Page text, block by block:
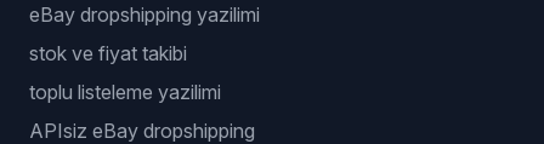
eBay dropshipping yazilimi
stok ve fiyat takibi
toplu listeleme yazilimi
APIsiz eBay dropshipping